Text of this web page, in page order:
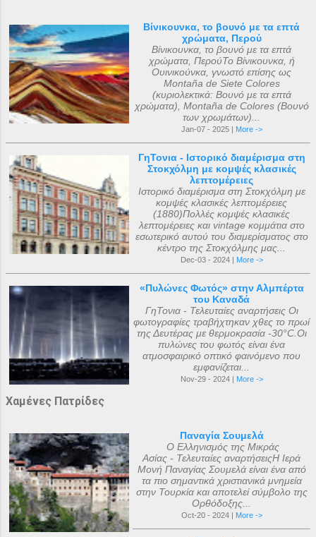
Βίνικουνκα, το βουνό με τα επτά
χρώματα, Περού
Βίνικουνκα, το βουνό με τα επτά
χρώματα, ΠερούΤο Βίνικουνκα, ή
Ουινικούνκα, γνωστό επίσης ως
Montaña de Siete Colores
(κυριολεκτικά: Βουνό με τα επτά
χρώματα), Montaña de Colores (Βουνό
των χρωμάτων)...
Jan-07 - 2025 | More ->
ΓηΤονια - Ιστορικό διαμέρισμα στη
Στοκχόλμη με κομψές κλασικές
λεπτομέρειες
Ιστορικό διαμέρισμα στη Στοκχόλμη με
κομψές κλασικές λεπτομέρειες
(1880)Πολλές κομψές κλασικές
λεπτομέρειες και vintage κομμάτια στο
εσωτερικό αυτού του διαμερίσματος στο
κέντρο της Στοκχόλμης μας...
Dec-03 - 2024 | More ->
«Πυλώνες Φωτός» στην Αλμπέρτα
του Καναδά
ΓηΤονια - Τελευταίες αναρτήσεις Οι
φωτογραφίες τραβήχτηκαν χθες το πρωί
της Δευτέρας με θερμοκρασία -30°C.Οι
πυλώνες του φωτός είναι ένα
ατμοσφαιρικό οπτικό φαινόμενο που
εμφανίζεται...
Nov-29 - 2024 | More ->
Χαμένες Πατρίδες
Παναγία Σουμελά
Ο Ελληνισμός της Μικράς
Ασίας - Τελευταίες αναρτήσειςΗ Ιερά
Μονή Παναγίας Σουμελά είναι ένα από
τα πιο σημαντικά χριστιανικά μνημεία
στην Τουρκία και αποτελεί σύμβολο της
Ορθόδοξης...
Oct-20 - 2024 | More ->